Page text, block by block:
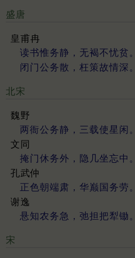
盛唐
皇甫冉
读书惟务静，无褐不忧贫。
闭门公务散，枉策故情深。
北宋
魏野
两衙公务静，三载使星闲。
文同
掩门休务外，隐几坐忘中。
孔武仲
正色朝端肃，华巅国务劳。
谢逸
悬知农务急，弛担把犁锄。
宋